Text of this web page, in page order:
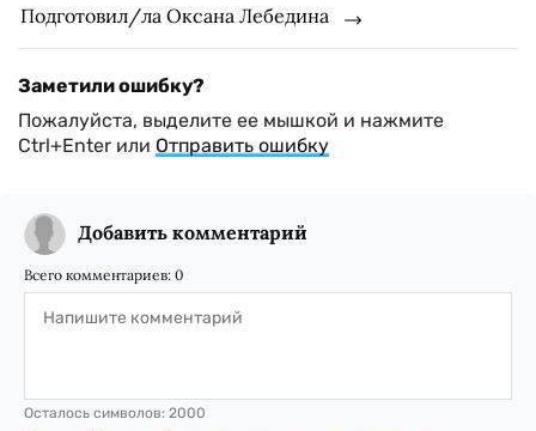
Подготовил/ла Оксана Лебедина
Заметили ошибку?
Пожалуйста, выделите ее мышкой и нажмите
Ctrl+Enter или Отправить ошибку
Добавить комментарий
Всего комментариев: 0
Осталось символов: 2000